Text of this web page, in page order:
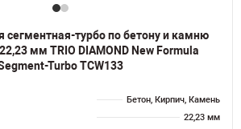
турбо по бетону и камню
мм TRIO DIAMOND New Formula
Turbo TCW133
Бетон, Кирпич, Камень
22,23 мм